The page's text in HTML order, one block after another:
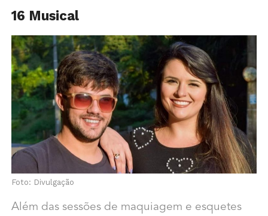
16 Musical
Foto: Divulgação
Além das sessões de maquiagem e esquetes